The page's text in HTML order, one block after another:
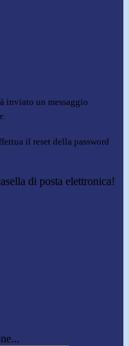
inviato un messaggio
il reset della password
di posta elettronica!